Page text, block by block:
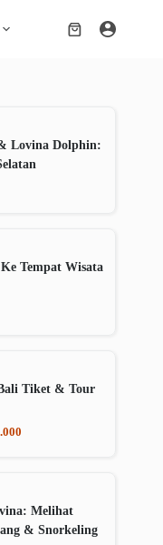
Shopping
Lovina Dolphin:
Tempat Wisata
Tiket & Tour
Melihat
& Snorkeling